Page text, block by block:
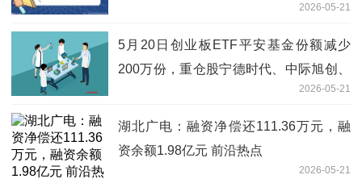
2026-05-21
5月20日创业板ETF平安基金份额减少
200万份，重仓股宁德时代、中际旭创、
2026-05-21
湖北广电：融资净偿还111.36万元，融
资余额1.98亿元 前沿热点
2026-05-21